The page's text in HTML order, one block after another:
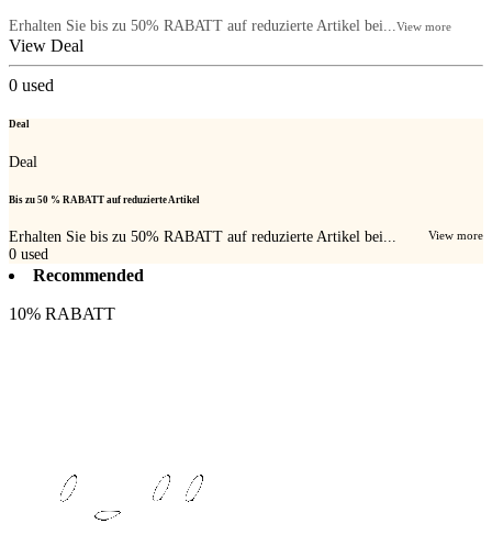
Erhalten Sie bis zu 50% RABATT auf reduzierte Artikel bei...View more
View Deal
0 used
Deal
Deal
Bis zu 50 % RABATT auf reduzierte Artikel
Erhalten Sie bis zu 50% RABATT auf reduzierte Artikel bei... View more
0 used
Recommended
10% RABATT